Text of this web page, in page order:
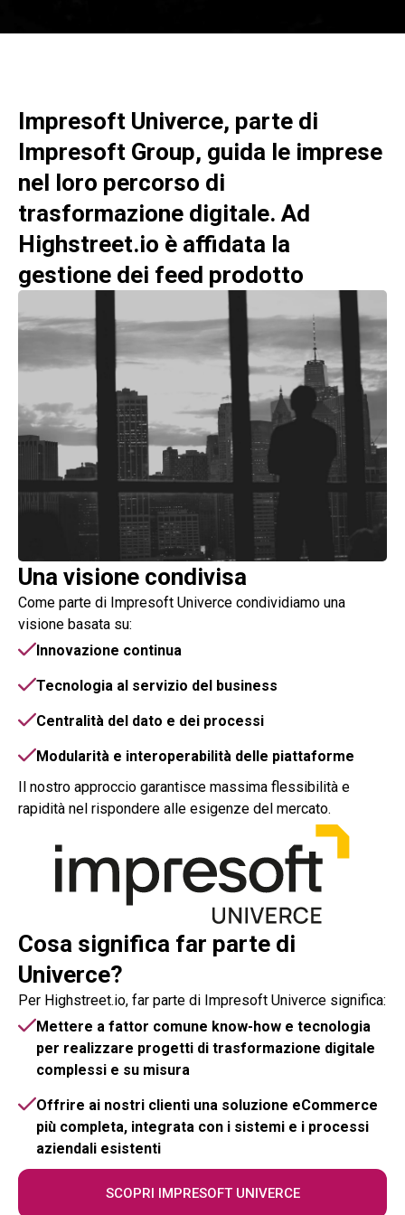
Impresoft Univerce, parte di
Impresoft Group, guida le imprese
nel loro percorso di
trasformazione digitale. Ad
Highstreet.io è affidata la
gestione dei feed prodotto
Una visione condivisa
Come parte di Impresoft Univerce condividiamo una
visione basata su:
Innovazione continua
Tecnologia al servizio del business
Centralità del dato e dei processi
Modularità e interoperabilità delle piattaforme
Il nostro approccio garantisce massima flessibilità e
rapidità nel rispondere alle esigenze del mercato.
Cosa significa far parte di
Univerce?
Per Highstreet.io, far parte di Impresoft Univerce significa:
Mettere a fattor comune know-how e tecnologia
per realizzare progetti di trasformazione digitale
complessi e su misura
Offrire ai nostri clienti una soluzione eCommerce
più completa, integrata con i sistemi e i processi
aziendali esistenti
SCOPRI IMPRESOFT UNIVERCE